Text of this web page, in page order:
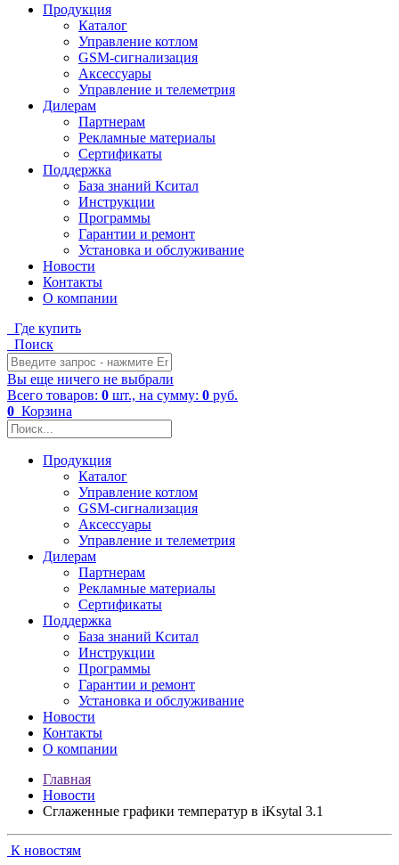
Продукция
Каталог
Управление котлом
GSM-сигнализация
Аксессуары
Управление и телеметрия
Дилерам
Партнерам
Рекламные материалы
Сертификаты
Поддержка
База знаний Кситал
Инструкции
Программы
Гарантии и ремонт
Установка и обслуживание
Новости
Контакты
О компании
Где купить
Поиск
Вы еще ничего не выбрали
Всего товаров: 0 шт., на сумму: 0 руб.
0 Корзина
Продукция
Каталог
Управление котлом
GSM-сигнализация
Аксессуары
Управление и телеметрия
Дилерам
Партнерам
Рекламные материалы
Сертификаты
Поддержка
База знаний Кситал
Инструкции
Программы
Гарантии и ремонт
Установка и обслуживание
Новости
Контакты
О компании
Главная
Новости
Сглаженные графики температур в iKsytal 3.1
К новостям